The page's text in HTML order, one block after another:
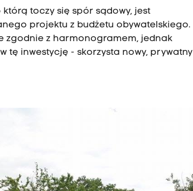
którą toczy się spór sądowy, jest
projektu z budżetu obywatelskiego.
zgodnie z harmonogramem, jednak
tę inwestycję - skorzysta nowy, prywatny